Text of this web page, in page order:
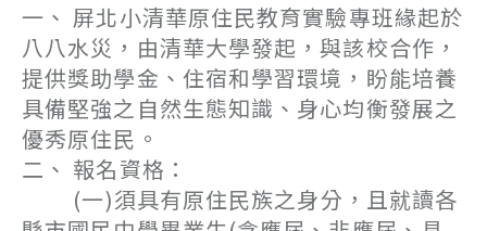
一、 屏北小清華原住民教育實驗專班緣起於
八八水災，由清華大學發起，與該校合作，
提供獎助學金、住宿和學習環境，盼能培養
具備堅強之自然生態知識、身心均衡發展之
優秀原住民。
二、 報名資格：
(一)須具有原住民族之身分，且就讀各